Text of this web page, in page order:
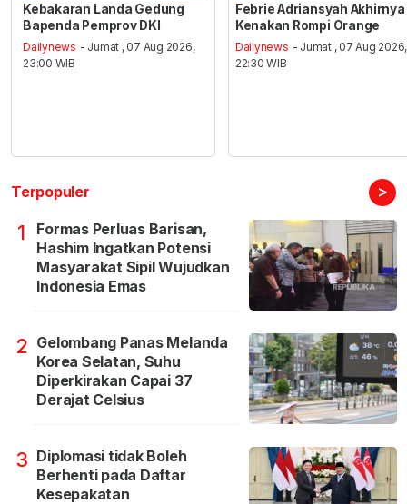
Kebakaran Landa Gedung
Bapenda Pemprov DKI
Dailynews - Jumat , 07 Aug 2026,
23:00 WIB
Febrie Adriansyah Akhirnya
Kenakan Rompi Orange
Dailynews - Jumat , 07 Aug 2026,
22:30 WIB
Terpopuler >
1
Formas Perluas Barisan,
Hashim Ingatkan Potensi
Masyarakat Sipil Wujudkan
Indonesia Emas
2 Gelombang Panas Melanda
Korea Selatan, Suhu
Diperkirakan Capai 37
Derajat Celsius
3 Diplomasi tidak Boleh
Berhenti pada Daftar
Kesepakatan